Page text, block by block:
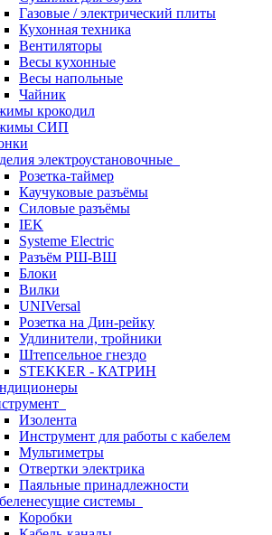
Газовые / электрический плиты
Кухонная техника
Вентиляторы
Весы кухонные
Весы напольные
Чайник
крокодил
СИП
электроустановочные
Розетка-таймер
Каучуковые разъёмы
Силовые разъёмы
IEK
Systeme Electric
Разъём РШ-ВШ
Блоки
Вилки
UNIVersal
Розетка на Дин-рейку
Удлинители, тройники
Штепсельное гнездо
STEKKER - КАТРИН
Изолента
Инструмент для работы с кабелем
Мультиметры
Отвертки электрика
Паяльные принадлежности
системы
Коробки